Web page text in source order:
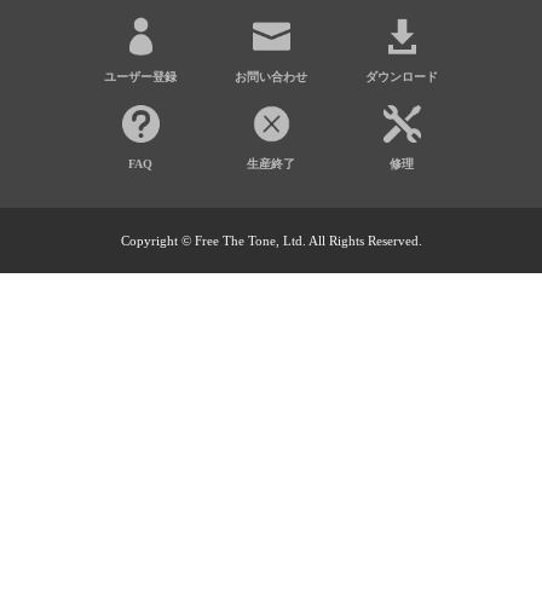
ユーザー登録 お問い合わせ ダウンロード
FAQ 生産終了 修理
Copyright © Free The Tone, Ltd. All Rights Reserved.